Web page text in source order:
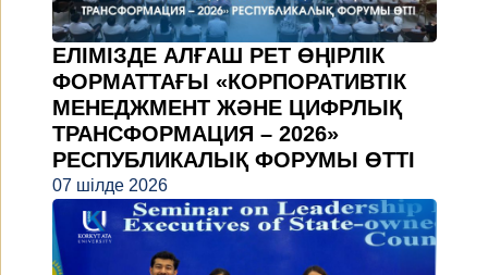
ЕЛІМІЗДЕ АЛҒАШ РЕТ ӨҢІРЛІК
ФОРМАТТАҒЫ «КОРПОРАТИВТІК
МЕНЕДЖМЕНТ ЖӘНЕ ЦИФРЛЫҚ
ТРАНСФОРМАЦИЯ – 2026»
РЕСПУБЛИКАЛЫҚ ФОРУМЫ ӨТТІ
07 шілде 2026